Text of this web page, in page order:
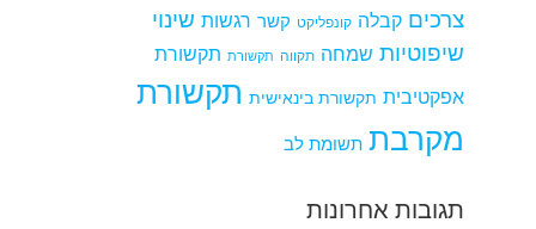
צרכים קבלה קונפליקט קשר רגשות שינוי
שיפוטיות שמחה תקווה תקשורת תקשורת
אפקטיבית תקשורת בינאישית תקשורת
מקרבת תשומת לב
תגובות אחרונות